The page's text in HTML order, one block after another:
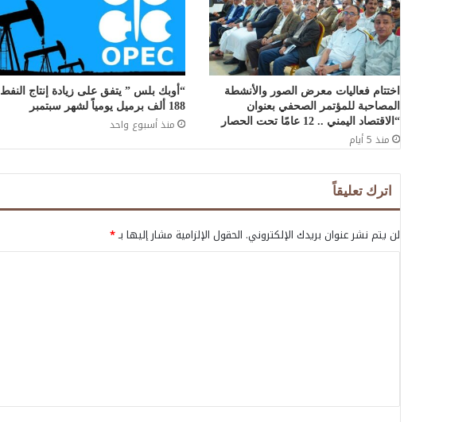
اختتام فعاليات معرض الصور والأنشطة
المصاحبة للمؤتمر الصحفي بعنوان
“الاقتصاد اليمني .. 12 عامًا تحت الحصار
منذ 5 أيام
“أوبك بلس ” يتفق على زيادة إنتاج النفط
188 ألف برميل يومياً لشهر سبتمبر
منذ أسبوع واحد
اترك تعليقاً
لن يتم نشر عنوان بريدك الإلكتروني. الحقول الإلزامية مشار إليها بـ*
ق